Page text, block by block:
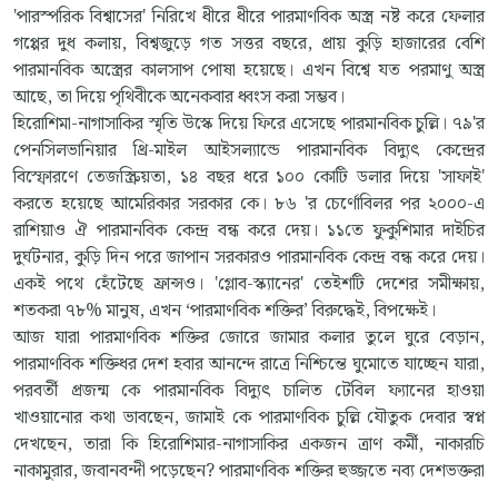
'পারস্পরিক বিশ্বাসের' নিরিখে ধীরে ধীরে পারমাণবিক অস্ত্র নষ্ট করে ফেলার
গপ্পের দুধ কলায়, বিশ্বজুড়ে গত সত্তর বছরে, প্রায় কুড়ি হাজারের বেশি
পারমানবিক অস্ত্রের কালসাপ পোষা হয়েছে। এখন বিশ্বে যত পরমাণু অস্ত্র
আছে, তা দিয়ে পৃথিবীকে অনেকবার ধ্বংস করা সম্ভব।
হিরোশিমা-নাগাসাকির স্মৃতি উস্কে দিয়ে ফিরে এসেছে পারমানবিক চুল্লি। ৭৯'র
পেনসিলভানিয়ার থ্রি-মাইল আইসল্যান্ডে পারমানবিক বিদ্যুৎ কেন্দ্রের
বিস্ফোরণে তেজস্ক্রিয়তা, ১৪ বছর ধরে ১০০ কোটি ডলার দিয়ে 'সাফাই'
করতে হয়েছে আমেরিকার সরকার কে। ৮৬ 'র চের্ণোবিলর পর ২০০০-এ
রাশিয়াও ঐ পারমানবিক কেন্দ্র বন্ধ করে দেয়। ১১তে ফুকুশিমার দাইচির
দুর্ঘটনার, কুড়ি দিন পরে জাপান সরকারও পারমানবিক কেন্দ্র বন্ধ করে দেয়।
একই পথে হেঁটেছে ফ্রান্সও। 'গ্লোব-স্ক্যানের' তেইশটি দেশের সমীক্ষায়,
শতকরা ৭৮% মানুষ, এখন ‘পারমাণবিক শক্তির’ বিরুদ্ধেই, বিপক্ষেই।
আজ যারা পারমাণবিক শক্তির জোরে জামার কলার তুলে ঘুরে বেড়ান,
পারমাণবিক শক্তিধর দেশ হবার আনন্দে রাত্রে নিশ্চিন্তে ঘুমোতে যাচ্ছেন যারা,
পরবর্তী প্রজন্ম কে পারমানবিক বিদ্যুৎ চালিত টেবিল ফ্যানের হাওয়া
খাওয়ানোর কথা ভাবছেন, জামাই কে পারমাণবিক চুল্লি যৌতুক দেবার স্বপ্ন
দেখছেন, তারা কি হিরোশিমার-নাগাসাকির একজন ত্রাণ কর্মী, নাকারচি
নাকামুরার, জবানবন্দী পড়েছেন? পারমাণবিক শক্তির হুজ্জতে নব্য দেশভক্তরা